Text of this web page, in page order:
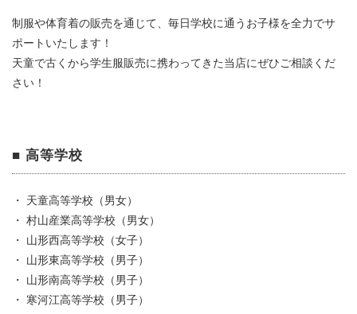
制服や体育着の販売を通じて、毎日学校に通うお子様を全力でサ
ポートいたします！
天童で古くから学生服販売に携わってきた当店にぜひご相談くだ
さい！
■ 高等学校
・ 天童高等学校（男女）
・ 村山産業高等学校（男女）
・ 山形西高等学校（女子）
・ 山形東高等学校（男子）
・ 山形南高等学校（男子）
・ 寒河江高等学校（男子）